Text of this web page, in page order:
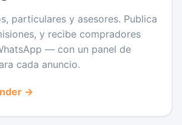
particulares y asesores. Publica
y recibe compradores
— con un panel de
cada anuncio.
→